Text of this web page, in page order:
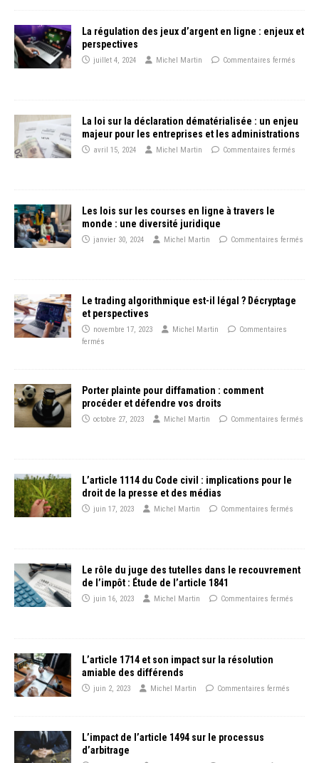
La régulation des jeux d’argent en ligne : enjeux et
perspectives
juillet 4, 2024 Michel Martin Commentaires fermés
La loi sur la déclaration dématérialisée : un enjeu
majeur pour les entreprises et les administrations
avril 15, 2024 Michel Martin Commentaires fermés
Les lois sur les courses en ligne à travers le
monde : une diversité juridique
janvier 30, 2024 Michel Martin Commentaires fermés
Le trading algorithmique est-il légal ? Décryptage
et perspectives
novembre 17, 2023 Michel Martin
Commentaires
fermés
Porter plainte pour diffamation : comment
procéder et défendre vos droits
octobre 27, 2023 Michel Martin Commentaires fermés
L’article 1114 du Code civil : implications pour le
droit de la presse et des médias
juin 17, 2023 Michel Martin Commentaires fermés
Le rôle du juge des tutelles dans le recouvrement
de l’impôt : Étude de l’article 1841
juin 16, 2023 Michel Martin Commentaires fermés
L’article 1714 et son impact sur la résolution
amiable des différends
juin 2, 2023 Michel Martin Commentaires fermés
L’impact de l’article 1494 sur le processus
d’arbitrage